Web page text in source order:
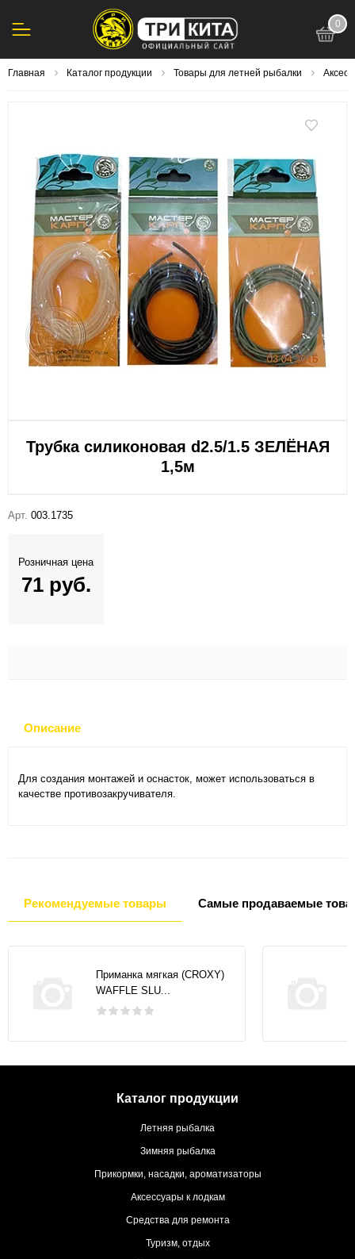
0
Главная Каталог продукции Товары для летней рыбалки
Трубка силиконовая d2.5/1.5 ЗЕЛЁНАЯ
1,5м
Арт. 003.1735
Розничная цена
71 руб.
Описание
Для создания монтажей и оснасток, может использоваться в
качестве противозакручивателя.
Рекомендуемые товары Самые продаваемые
Приманка мягкая (CROXY)
WAFFLE SLU...
Каталог продукции
Летняя рыбалка
Зимняя рыбалка
Прикормки, насадки, ароматизаторы
Аксессуары к лодкам
Средства для ремонта
Туризм, отдых